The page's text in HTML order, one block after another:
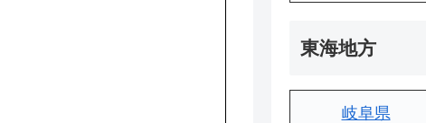
東海地方
岐阜県